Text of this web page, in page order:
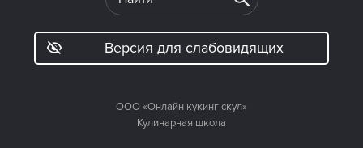
ООО «Онлайн кукинг скул»
Кулинарная школа
Версия для слабовидящих